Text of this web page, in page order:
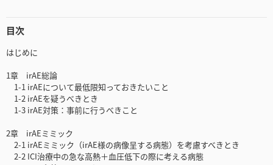
目次
はじめに
1章 irAE総論
1-1 irAEについて最低限知っておきたいこと
1-2 irAEを疑うべきとき
1-3 irAE対策：事前に行うべきこと
2章 irAEミミック
2-1 irAEミミック（irAE様の病像呈する病態）を考慮すべきとき
2-2 ICI治療中の急な高熱＋血圧低下の際に考える病態